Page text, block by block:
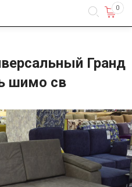
0
Гранд
шимо св